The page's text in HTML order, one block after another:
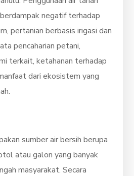
negatif terhadap
pertanian berbasis irigasi dan
pencaharian petani,
terkait, ketahanan terhadap
dari ekosistem yang
sumber air bersih berupa
atau galon yang banyak
masyarakat. Secara